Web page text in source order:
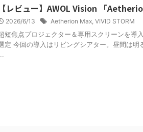
【レビュー】AWOL Vision 「
2026/6/13 Aetherion Max, VIVID STORM
短焦点プロジェクター＆専用スクリーンを導
定 今回の導入はリビングシアター。昼間は